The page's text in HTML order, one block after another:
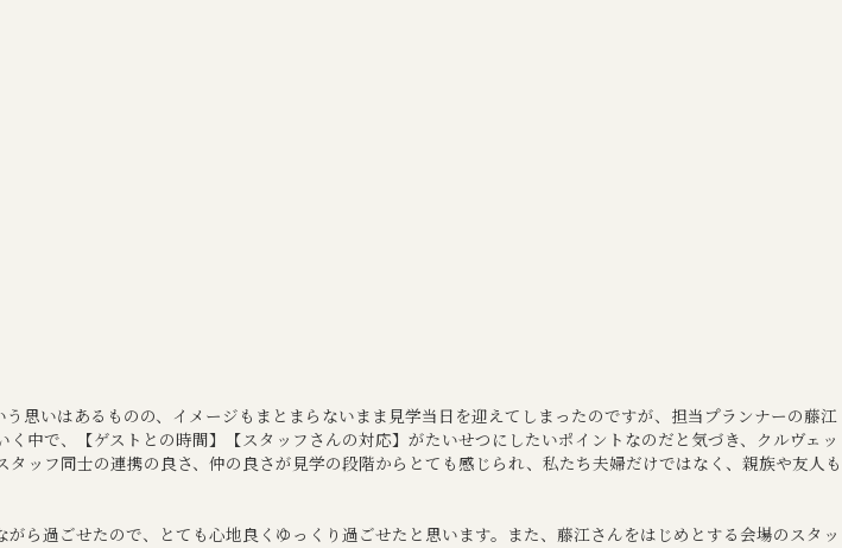
思いはあるものの、イメージもまとまらないまま見学当日を迎えてしまったのですが、担当プランナーの藤江
中で、【ゲストとの時間】【スタッフさんの対応】がたいせつにしたいポイントなのだと気づき、クルヴェッ
ッフ同士の連携の良さ、仲の良さが見学の段階からとても感じられ、私たち夫婦だけではなく、親族や友人も
ら過ごせたので、とても心地良くゆっくり過ごせたと思います。また、藤江さんをはじめとする会場のスタッ